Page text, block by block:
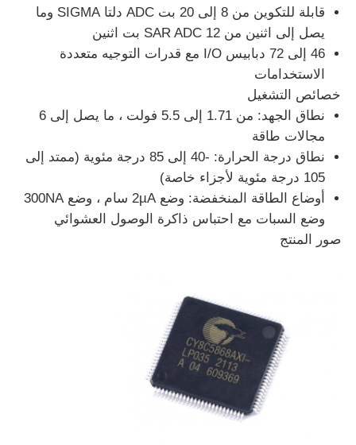
رقاقة IC DSP
شريحة ذاكرة DRAM
رقاقة eeprom
شريحة PSRAM
شريحة SRAM
ذاكرة القراءة فقط القابلة للمسح والبرمجة (EPROM) IC
قابلة للتكوين من 8 إلى 20 بت ADC دلتا SIGMA وما
يصل إلى اثنين من SAR ADC 12 بت اثنين
46 إلى 72 دبابيس I/O مع قدرات التوجيه متعددة
الاستخدامات
خصائص التشغيل
نطاق الجهد: من 1.71 إلى 5.5 فولت ، ما يصل إلى 6
مجالات طاقة
نطاق درجة الحرارة: -40 إلى 85 درجة مئوية (ممتد إلى
105 درجة مئوية لأجزاء خاصة)
أوضاع الطاقة المنخفضة: وضع 2µA سام ، وضع 300NA
وضع السبات مع احتباس ذاكرة الوصول العشوائي
صور المنتج